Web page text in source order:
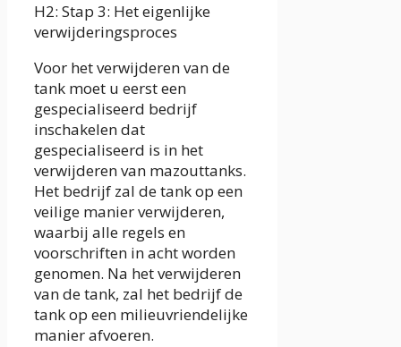
H2: Stap 3: Het eigenlijke
verwijderingsproces
Voor het verwijderen van de
tank moet u eerst een
gespecialiseerd bedrijf
inschakelen dat
gespecialiseerd is in het
verwijderen van mazouttanks.
Het bedrijf zal de tank op een
veilige manier verwijderen,
waarbij alle regels en
voorschriften in acht worden
genomen. Na het verwijderen
van de tank, zal het bedrijf de
tank op een milieuvriendelijke
manier afvoeren.